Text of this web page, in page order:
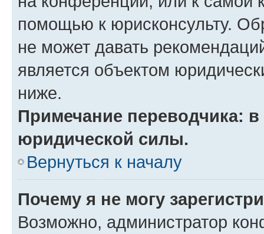
помощью к юрисконсульту.
не может давать
является объектом
ниже.
Примечание переводчика:
юридической силы.
Вернуться к началу
Почему я не могу
Возможно, администратор